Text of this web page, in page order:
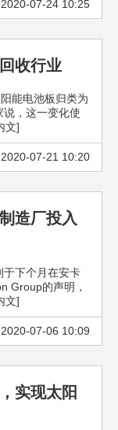
2020-07-24 10:25
收行业
能电池板归类为
，这一变化使
文]
2020-07-21 10:20
造厂投入
于下个月在安卡
Group的声明，
文]
2020-07-06 10:09
实现太阳